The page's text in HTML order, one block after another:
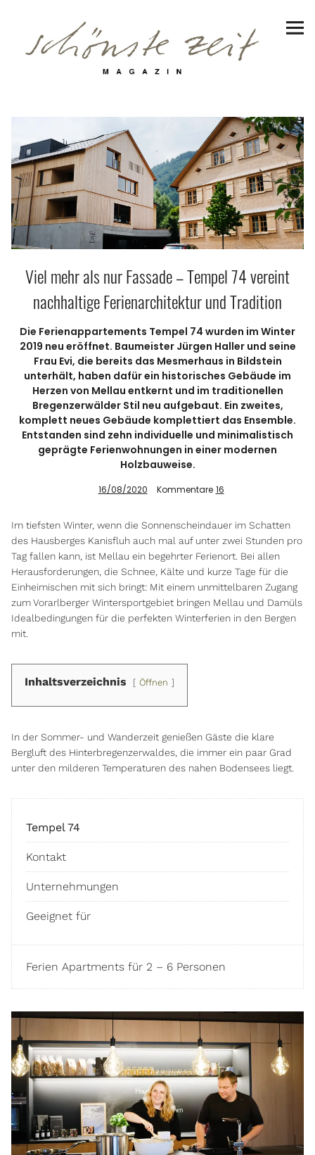
Reiseziele
Lifestyle
Erlebnisse
FacebookInstagram
PinterestBlueskyThreads
Info
Viel mehr als nur Fassade – Tempel 74 vereint
nachhaltige Ferienarchitektur und Tradition
Die Ferienappartements Tempel 74 wurden im Winter
2019 neu eröffnet. Baumeister Jürgen Haller und seine
Frau Evi, die bereits das Mesmerhaus in Bildstein
unterhält, haben dafür ein historisches Gebäude im
Herzen von Mellau entkernt und im traditionellen
Bregenzerwälder Stil neu aufgebaut. Ein zweites,
komplett neues Gebäude komplettiert das Ensemble.
Entstanden sind zehn individuelle und minimalistisch
geprägte Ferienwohnungen in einer modernen
Holzbauweise.
16/08/2020 Kommentare 16
Im tiefsten Winter, wenn die Sonnenscheindauer im Schatten
des Hausberges Kanisfluh auch mal auf unter zwei Stunden pro
Tag fallen kann, ist Mellau ein begehrter Ferienort. Bei allen
Herausforderungen, die Schnee, Kälte und kurze Tage für die
Einheimischen mit sich bringt: Mit einem unmittelbaren Zugang
zum Vorarlberger Wintersportgebiet bringen Mellau und Damüls
Idealbedingungen für die perfekten Winterferien in den Bergen
mit.
Inhaltsverzeichnis Öffnen
In der Sommer- und Wanderzeit genießen Gäste die klare
Bergluft des Hinterbregenzerwaldes, die immer ein paar Grad
unter den milderen Temperaturen des nahen Bodensees liegt.
Tempel 74
Kontakt
Unternehmungen
Geeignet für
Ferien Apartments für 2 – 6 Personen